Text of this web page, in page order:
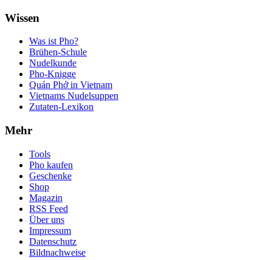
Wissen
Was ist Pho?
Brühen-Schule
Nudelkunde
Pho-Knigge
Quán Phở in Vietnam
Vietnams Nudelsuppen
Zutaten-Lexikon
Mehr
Tools
Pho kaufen
Geschenke
Shop
Magazin
RSS Feed
Über uns
Impressum
Datenschutz
Bildnachweise